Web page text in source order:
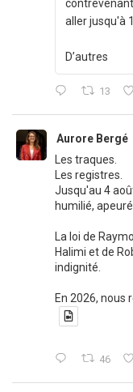
aller jusqu'à
D’autres
13
Aurore Bergé
Les traques.
Les registres.
Jusqu'au 4
humilié,
La loi de
Halimi et de
indignité.
En 2026,
46